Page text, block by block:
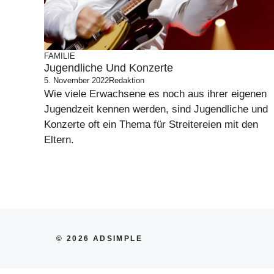
FAMILIE
Jugendliche Und Konzerte
5. November 2022Redaktion
Wie viele Erwachsene es noch aus ihrer eigenen
Jugendzeit kennen werden, sind Jugendliche und
Konzerte oft ein Thema für Streitereien mit den
Eltern.
© 2026 ADSIMPLE